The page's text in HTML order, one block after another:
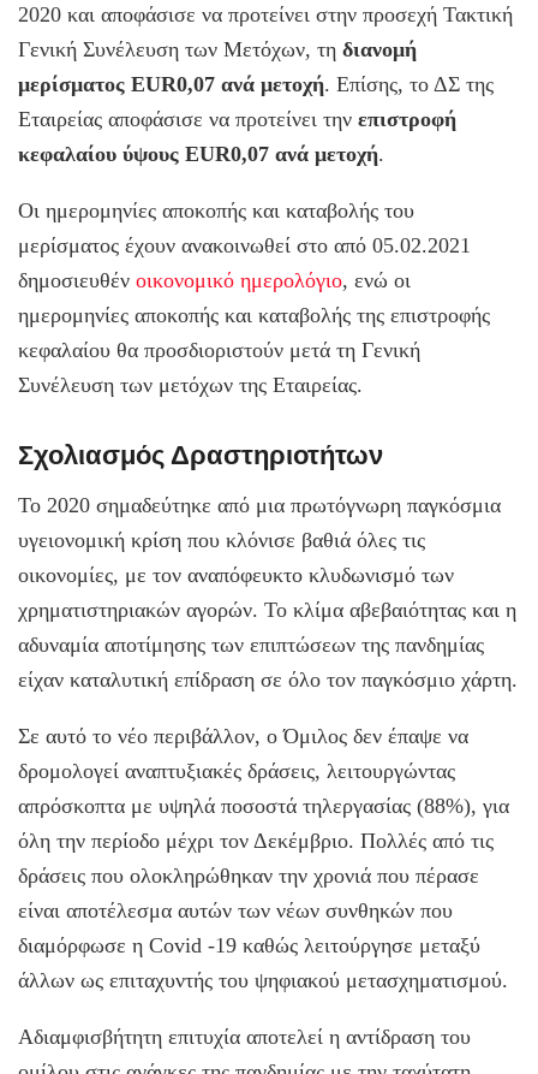
2020 και αποφάσισε να προτείνει στην προσεχή Τακτική
Γενική Συνέλευση των Μετόχων, τη διανομή
μερίσματος EUR0,07 ανά μετοχή. Επίσης, το ΔΣ της
Εταιρείας αποφάσισε να προτείνει την επιστροφή
κεφαλαίου ύψους EUR0,07 ανά μετοχή.
Οι ημερομηνίες αποκοπής και καταβολής του
μερίσματος έχουν ανακοινωθεί στο από 05.02.2021
δημοσιευθέν οικονομικό ημερολόγιο, ενώ οι
ημερομηνίες αποκοπής και καταβολής της επιστροφής
κεφαλαίου θα προσδιοριστούν μετά τη Γενική
Συνέλευση των μετόχων της Εταιρείας.
Σχολιασμός Δραστηριοτήτων
Το 2020 σημαδεύτηκε από μια πρωτόγνωρη παγκόσμια
υγειονομική κρίση που κλόνισε βαθιά όλες τις
οικονομίες, με τον αναπόφευκτο κλυδωνισμό των
χρηματιστηριακών αγορών. Το κλίμα αβεβαιότητας και η
αδυναμία αποτίμησης των επιπτώσεων της πανδημίας
είχαν καταλυτική επίδραση σε όλο τον παγκόσμιο χάρτη.
Σε αυτό το νέο περιβάλλον, ο Όμιλος δεν έπαψε να
δρομολογεί αναπτυξιακές δράσεις, λειτουργώντας
απρόσκοπτα με υψηλά ποσοστά τηλεργασίας (88%), για
όλη την περίοδο μέχρι τον Δεκέμβριο. Πολλές από τις
δράσεις που ολοκληρώθηκαν την χρονιά που πέρασε
είναι αποτέλεσμα αυτών των νέων συνθηκών που
διαμόρφωσε η Covid -19 καθώς λειτούργησε μεταξύ
άλλων ως επιταχυντής του ψηφιακού μετασχηματισμού.
Αδιαμφισβήτητη επιτυχία αποτελεί η αντίδραση του